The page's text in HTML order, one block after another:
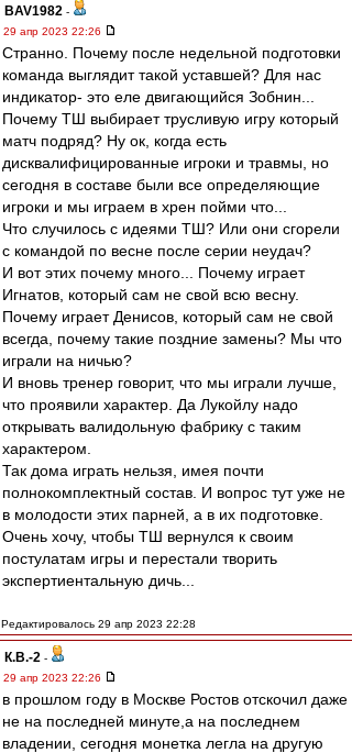
BAV1982 -
29 апр 2023 22:26
Странно. Почему после недельной подготовки
команда выглядит такой уставшей? Для нас
индикатор- это еле двигающийся Зобнин...
Почему ТШ выбирает трусливую игру который
матч подряд? Ну ок, когда есть
дисквалифицированные игроки и травмы, но
сегодня в составе были все определяющие
игроки и мы играем в хрен пойми что...
Что случилось с идеями ТШ? Или они сгорели
с командой по весне после серии неудач?
И вот этих почему много... Почему играет
Игнатов, который сам не свой всю весну.
Почему играет Денисов, который сам не свой
всегда, почему такие поздние замены? Мы что
играли на ничью?
И вновь тренер говорит, что мы играли лучше,
что проявили характер. Да Лукойлу надо
открывать валидольную фабрику с таким
характером.
Так дома играть нельзя, имея почти
полнокомплектный состав. И вопрос тут уже не
в молодости этих парней, а в их подготовке.
Очень хочу, чтобы ТШ вернулся к своим
постулатам игры и перестали творить
экспертиентальную дичь...
Редактировалось 29 апр 2023 22:28
К.В.-2 -
29 апр 2023 22:26
в прошлом году в Москве Ростов отскочил даже
не на последней минуте,а на последнем
владении, сегодня монетка легла на другую